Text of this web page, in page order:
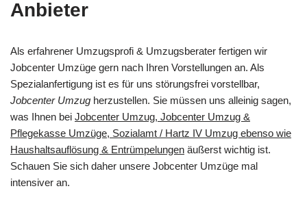
Anbieter
Als erfahrener Umzugsprofi & Umzugsberater fertigen wir
Jobcenter Umzüge gern nach Ihren Vorstellungen an. Als
Spezialanfertigung ist es für uns störungsfrei vorstellbar,
Jobcenter Umzug herzustellen. Sie müssen uns alleinig sagen,
was Ihnen bei Jobcenter Umzug, Jobcenter Umzug &
Pflegekasse Umzüge, Sozialamt / Hartz IV Umzug ebenso wie
Haushaltsauflösung & Entrümpelungen äußerst wichtig ist.
Schauen Sie sich daher unsere Jobcenter Umzüge mal
intensiver an.